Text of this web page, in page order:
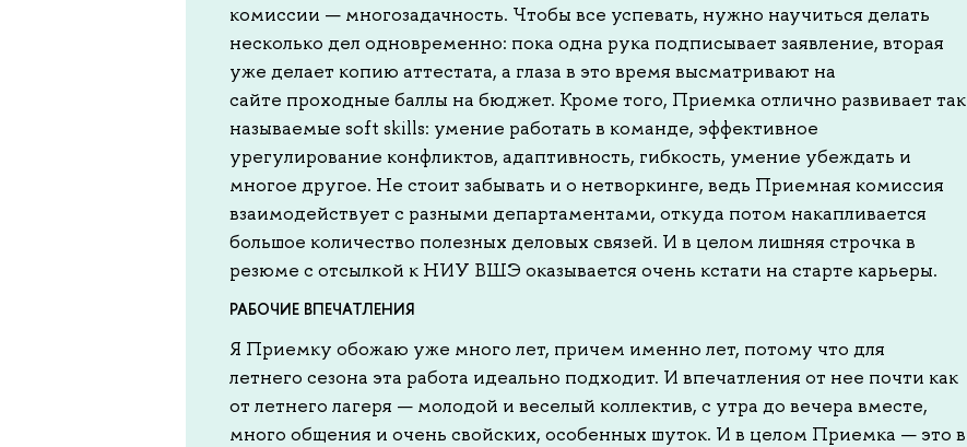
комиссии — многозадачность. Чтобы все успевать, нужно научиться делать
несколько дел одновременно: пока одна рука подписывает заявление, вторая
уже делает копию аттестата, а глаза в это время высматривают на
сайте проходные баллы на бюджет. Кроме того, Приемка отлично развивает так
называемые soft skills: умение работать в команде, эффективное
урегулирование конфликтов, адаптивность, гибкость, умение убеждать и
многое другое. Не стоит забывать и о нетворкинге, ведь Приемная комиссия
взаимодействует с разными департаментами, откуда потом накапливается
большое количество полезных деловых связей. И в целом лишняя строчка в
резюме с отсылкой к НИУ ВШЭ оказывается очень кстати на старте карьеры.
РАБОЧИЕ ВПЕЧАТЛЕНИЯ
Я Приемку обожаю уже много лет, причем именно лет, потому что для
летнего сезона эта работа идеально подходит. И впечатления от нее почти как
от летнего лагеря — молодой и веселый коллектив, с утра до вечера вместе,
много общения и очень свойских, особенных шуток. И в целом Приемка — это в